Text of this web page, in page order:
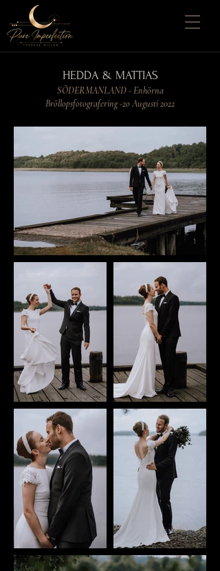
HEDDA & MATTIAS
SÖDERMANLAND - Enhörna
Bröllopsfotografering -2o Augusti 2022